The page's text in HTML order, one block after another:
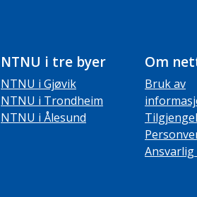
NTNU i tre byer
NTNU i Gjøvik
NTNU i Trondheim
NTNU i Ålesund
Om
Bruk av